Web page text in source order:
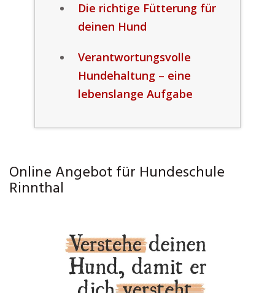
Die richtige Fütterung für
deinen Hund
Verantwortungsvolle
Hundehaltung – eine
lebenslange Aufgabe
Online Angebot für Hundeschule
Rinnthal